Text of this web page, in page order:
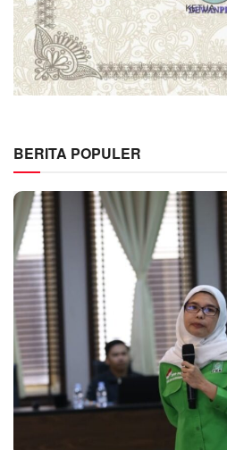
BERITA POPULER